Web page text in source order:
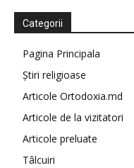
Categorii
Pagina Principala
Știri religioase
Articole Ortodoxia.md
Articole de la vizitatori
Articole preluate
Tâlcuiri